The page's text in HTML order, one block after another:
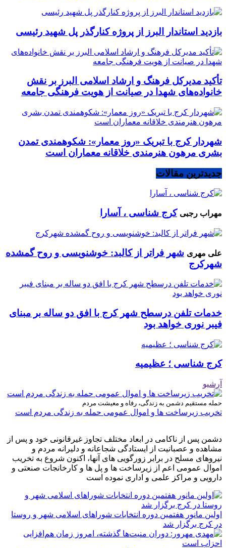
بازدید استاندار البرز از پروژه کنارگذر پل شهید رئیسی
تأکید مدیرکل فرهنگ و ارشاد اسلامی البرز بر نقش
خانواده‌های شهدا در صیانت از هویت فرهنگی جامعه
شهردار کرج با تبریک «روز معمار»: شکوهمندی تمدن
بشری مرهون هنرمندی خلاقانه معماران است
جدیدترین مقالات
مهراب رجبی کرج شناسی ، آسارا
علی مهری شهر فراتر از کالبد: خوشنویسی و روح گمشده
شهرکرج
خدمات تلفن درسطح شهر کرج با افق دو ساله بر مبنای
فیبر نوری خواهد بود
کرج شناسی ؛ عظیمیه
آرشیو
حمله مستقیم دشمن به زندگی، رفاه و معیشت مردم
تخریب زیرساخت ها و اموال عمومی حمله به زندگی مردم است
دشمن پس از ناکامی در ابعاد مختلف تجاوز غیرقانونی خود و پس از
مشاهده و عصبانیت از ایستادگی شجاعانه و دلیرانه مردم و
نیروهای مسلح در برابر زورگویی های آنها، اکنون شروع به تخریب
اموال عمومی اعم از زیرساخت ها و پل ها و کارخانجات صنعتی و
دارویی و مراکز علمی و اداری نموده است
اولین مانور هفتمین دوره انتخابات شوراهای اسلامی شهر و روستا
در کرج برگزار شد